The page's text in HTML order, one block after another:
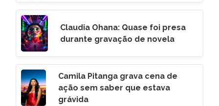
Claudia Ohana: Quase foi presa
durante gravação de novela
Camila Pitanga grava cena de
ação sem saber que estava
grávida